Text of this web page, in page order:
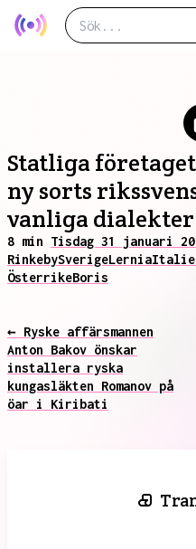
Statliga
ny sorts
vanliga
8 min Tisdag 31 januari
RinkebySverigeLernia
ÖsterrikeBoris
← Ryske affärsmannen
Anton Bakov önskar
installera ryska
kungasläkten Romanov på
öar i Kiribati